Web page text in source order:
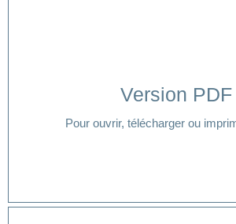
Version PDF
Pour ouvrir, télécharger ou
Cliquer ici